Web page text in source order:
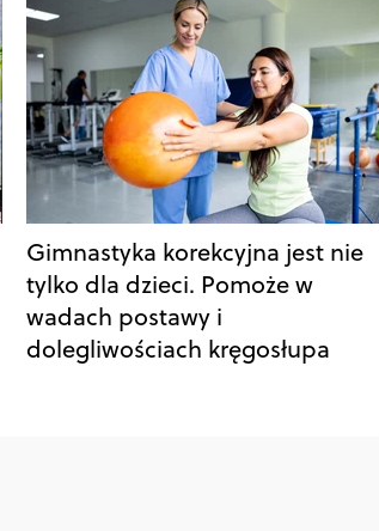
Gimnastyka korekcyjna jest nie
tylko dla dzieci. Pomoże w
wadach postawy i
dolegliwościach kręgosłupa